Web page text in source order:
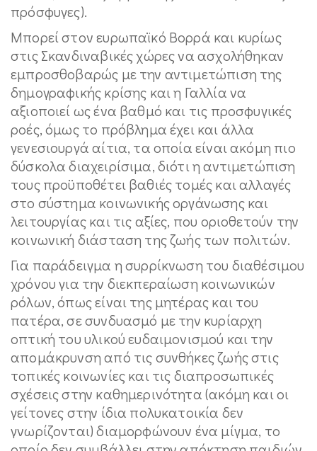
πρόσφυγες).
Μπορεί στον ευρωπαϊκό Βορρά και κυρίως
στις Σκανδιναβικές χώρες να ασχολήθηκαν
εμπροσθοβαρώς με την αντιμετώπιση της
δημογραφικής κρίσης και η Γαλλία να
αξιοποιεί ως ένα βαθμό και τις προσφυγικές
ροές, όμως το πρόβλημα έχει και άλλα
γενεσιουργά αίτια, τα οποία είναι ακόμη πιο
δύσκολα διαχειρίσιμα, διότι η αντιμετώπιση
τους προϋποθέτει βαθιές τομές και αλλαγές
στο σύστημα κοινωνικής οργάνωσης και
λειτουργίας και τις αξίες, που οριοθετούν την
κοινωνική διάσταση της ζωής των πολιτών.
Για παράδειγμα η συρρίκνωση του διαθέσιμου
χρόνου για την διεκπεραίωση κοινωνικών
ρόλων, όπως είναι της μητέρας και του
πατέρα, σε συνδυασμό με την κυρίαρχη
οπτική του υλικού ευδαιμονισμού και την
απομάκρυνση από τις συνθήκες ζωής στις
τοπικές κοινωνίες και τις διαπροσωπικές
σχέσεις στην καθημερινότητα (ακόμη και οι
γείτονες στην ίδια πολυκατοικία δεν
γνωρίζονται) διαμορφώνουν ένα μίγμα, το